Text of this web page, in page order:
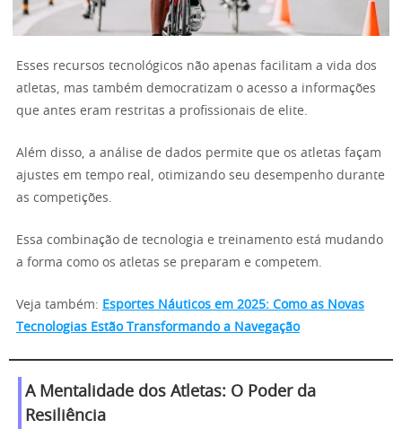
Esses recursos tecnológicos não apenas facilitam a vida dos
atletas, mas também democratizam o acesso a informações
que antes eram restritas a profissionais de elite.
Além disso, a análise de dados permite que os atletas façam
ajustes em tempo real, otimizando seu desempenho durante
as competições.
Essa combinação de tecnologia e treinamento está mudando
a forma como os atletas se preparam e competem.
Veja também: Esportes Náuticos em 2025: Como as Novas
Tecnologias Estão Transformando a Navegação
A Mentalidade dos Atletas: O Poder da
Resiliência